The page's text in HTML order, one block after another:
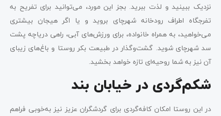
نزدیک ببینید و لذت ببرید. بجز این مورد، می‌توانید برای تفریح به
تفرجگاه اطراف رودخانه شهرچای بروید و یا اگر هیجان بیشتری
می‌خواهید، به همراه خانواده، برای ورزش‌های آبی، راهی دریاچه پشت
سد شهرچای شوید. گشت‌وگذار در طبیعت بکر روستا و باغ‌های زیبای
آن نیز به شما روحیه‌ای تازه خواهد بخشید.
شکم‌گردی در خیابان بند
در این روستا امکان کافه‌گردی برای گردشگران عزیز نیز به‌خوبی فراهم